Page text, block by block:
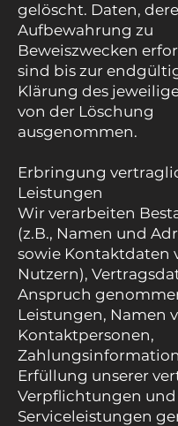
gelöscht. Daten,
Aufbewahrung zu
Beweiszwecken
sind bis zur
Klärung des
von der Löschung
ausgenommen.
Erbringung
Leistungen
Wir verarbeiten
(z.B., Namen und
sowie Kontaktdaten
Nutzern),
Anspruch
Leistungen, Namen
Kontaktpersonen,
Erfüllung unserer
Verpflichtungen und
Serviceleistungen